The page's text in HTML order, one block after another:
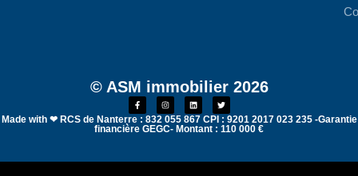
© ASM immobilier 2026
Made with ❤ RCS de Nanterre : 832 055 867 CPI : 9201 2017 023 235 -Garantie
financière GEGC- Montant : 110 000 €